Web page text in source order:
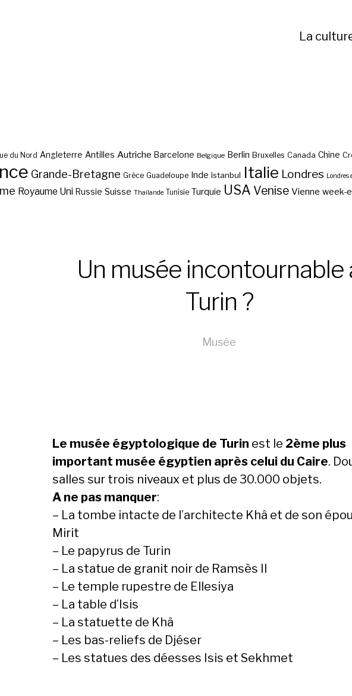
La
du Nord Angleterre Antilles Autriche Barcelone Belgique Berlin Bruxelles Canada Chine
Grande-Bretagne Grèce Guadeloupe Inde Istanbul Italie Londres Londres
Royaume Uni Russie Suisse Thaïlande Tunisie Turquie USA Venise Vienne week-
Un musée incontournable
Turin ?
Musée
Le musée égyptologique de Turin est le 2ème plus
important musée égyptien après celui du Caire.
salles sur trois niveaux et plus de 30.000 objets.
A ne pas manquer:
– La tombe intacte de l’architecte Khâ et de son
Mirit
– Le papyrus de Turin
– La statue de granit noir de Ramsès II
– Le temple rupestre de Ellesiya
– La table d’Isis
– La statuette de Khâ
– Les bas-reliefs de Djéser
– Les statues des déesses Isis et Sekhmet